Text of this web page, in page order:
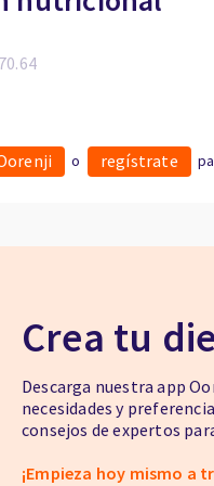
o regístrate
Crea tu
Descarga nuestra app
necesidades y
consejos de expertos
¡Empieza hoy mismo